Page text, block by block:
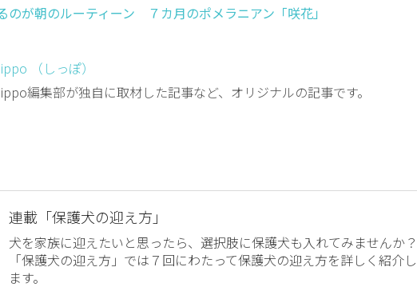
が朝のルーティーン ７カ月のポメラニアン「咲花」
（しっぽ）
編集部が独自に取材した記事など、オリジナルの記事です。
連載「保護犬の迎え方」
犬を家族に迎えたいと思ったら、選択肢に保護犬も入れてみませんか
「保護犬の迎え方」では７回にわたって保護犬の迎え方を詳しく紹介
ます。